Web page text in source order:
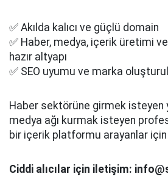
✅ Akılda kalıcı ve güçlü domain
✅ Haber, medya, içerik üretimi ve
hazır altyapı
✅ SEO uyumu ve marka
Haber sektörüne girmek isteyen
medya ağı kurmak isteyen
bir içerik platformu arayanlar
Ciddi alıcılar için iletişim: